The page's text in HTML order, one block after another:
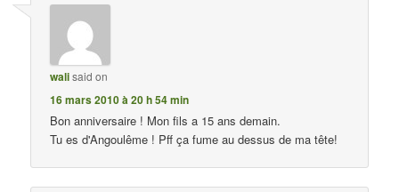
walisaid on
16 mars 2010 à 20 h 54 min
Bon anniversaire ! Mon fils a 15 ans demain.
Tu es d'Angoulême ! Pff ça fume au dessus de ma tête!